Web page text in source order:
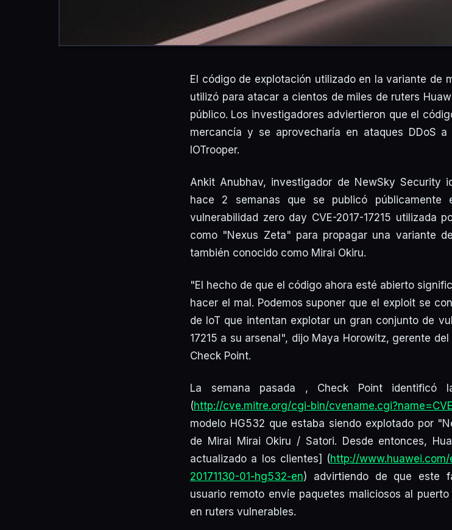
El código de explotación utilizado en la variante de
utilizó para atacar a cientos de miles de ruters
público. Los investigadores adviertieron que el
mercancía y se aprovecharía en ataques DDoS
IOTrooper.
Ankit Anubhav, investigador de NewSky Security
hace 2 semanas que se publicó públicamente
vulnerabilidad zero day CVE-2017-17215 utilizada
como "Nexus Zeta" para propagar una variante
también conocido como Mirai Okiru.
"El hecho de que el código ahora esté abierto
hacer el mal. Podemos suponer que el exploit se
de IoT que intentan explotar un gran conjunto de
17215 a su arsenal", dijo Maya Horowitz, gerente
Check Point.
La semana pasada , Check Point identificó la
(http://cve.mitre.org/cgi-bin/
modelo HG532 que estaba siendo explotado por
de Mirai Mirai Okiru / Satori. Desde entonces,
actualizado a los clientes] (http://
20171130-01-hg532-en) advirtiendo de que este
usuario remoto envíe paquetes maliciosos al
en ruters vulnerables.